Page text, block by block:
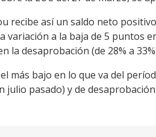
recibe así un saldo neto
a la baja de 5 puntos
la desaprobación (de 28% a
más bajo en lo que va del
julio pasado) y de